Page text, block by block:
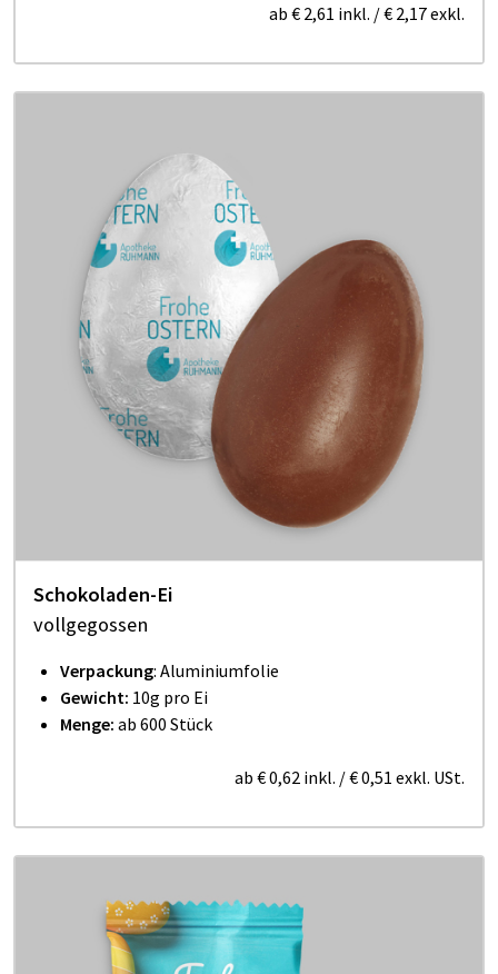
ab € 2,61 inkl. /€ 2,17exkl.
Schokoladen-Ei
vollgegossen
Verpackung: Aluminiumfolie
Gewicht: 10g pro Ei
Menge: ab 600 Stück
ab € 0,62 inkl. /€ 0,51 exkl. USt.